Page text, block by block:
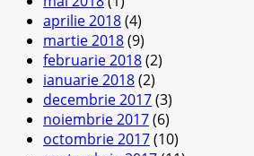
aprilie 2018(4)
martie 2018(9)
februarie 2018(2)
ianuarie 2018(2)
decembrie 2017(3)
noiembrie 2017(6)
octombrie 2017(10)